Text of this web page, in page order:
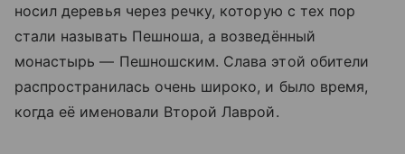
носил деревья через речку, которую с тех пор
стали называть Пешноша, а возведённый
монастырь — Пешношским. Слава этой обители
распространилась очень широко, и было время,
когда её именовали Второй Лаврой.